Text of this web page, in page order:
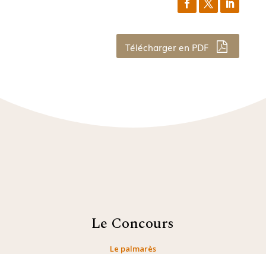
Télécharger en PDF
Le Concours
Le palmarès